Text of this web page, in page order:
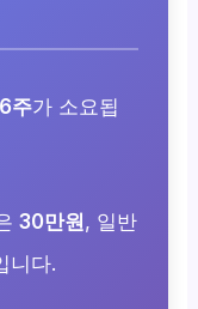
주가 소요됩
30만원, 일반
니다.